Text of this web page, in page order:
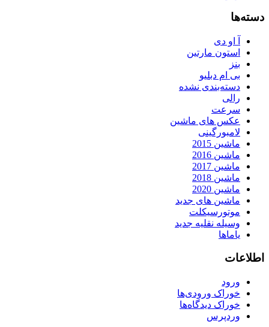
دسته‌ها
آ او دی
استون مارتین
بنز
بی ام دبلیو
دسته‌بندی نشده
رالی
سرعت
عکس های ماشین
لامبورگینی
ماشین 2015
ماشین 2016
ماشین 2017
ماشین 2018
ماشین 2020
ماشین های جدید
موتورسیکلت
وسیله نقلیه جدید
یاماها
اطلاعات
ورود
خوراک ورودی‌ها
خوراک دیدگاه‌ها
وردپرس